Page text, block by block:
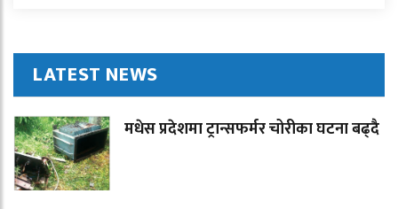
LATEST NEWS
मधेस प्रदेशमा ट्रान्सफर्मर चोरीका घटना बढ्दै